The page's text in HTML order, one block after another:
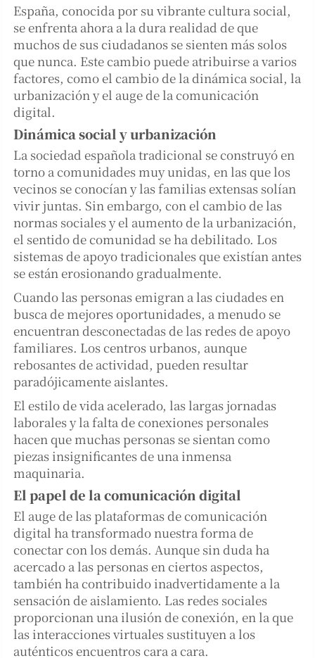
España, conocida por su vibrante cultura social,
se enfrenta ahora a la dura realidad de que
muchos de sus ciudadanos se sienten más solos
que nunca. Este cambio puede atribuirse a varios
factores, como el cambio de la dinámica social, la
urbanización y el auge de la comunicación
digital.
Dinámica social y urbanización
La sociedad española tradicional se construyó en
torno a comunidades muy unidas, en las que los
vecinos se conocían y las familias extensas solían
vivir juntas. Sin embargo, con el cambio de las
normas sociales y el aumento de la urbanización,
el sentido de comunidad se ha debilitado. Los
sistemas de apoyo tradicionales que existían antes
se están erosionando gradualmente.
Cuando las personas emigran a las ciudades en
busca de mejores oportunidades, a menudo se
encuentran desconectadas de las redes de apoyo
familiares. Los centros urbanos, aunque
rebosantes de actividad, pueden resultar
paradójicamente aislantes.
El estilo de vida acelerado, las largas jornadas
laborales y la falta de conexiones personales
hacen que muchas personas se sientan como
piezas insignificantes de una inmensa
maquinaria.
El papel de la comunicación digital
El auge de las plataformas de comunicación
digital ha transformado nuestra forma de
conectar con los demás. Aunque sin duda ha
acercado a las personas en ciertos aspectos,
también ha contribuido inadvertidamente a la
sensación de aislamiento. Las redes sociales
proporcionan una ilusión de conexión, en la que
las interacciones virtuales sustituyen a los
auténticos encuentros cara a cara.